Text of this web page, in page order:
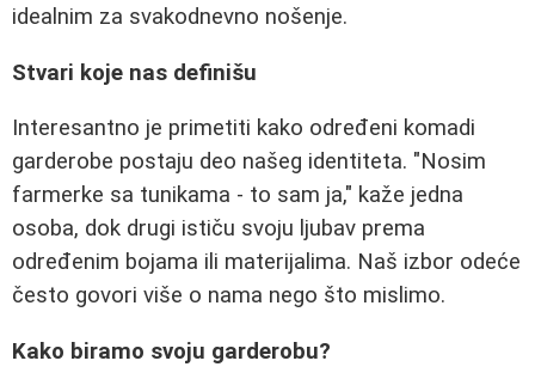
idealnim za svakodnevno nošenje.
Stvari koje nas definišu
Interesantno je primetiti kako određeni komadi
garderobe postaju deo našeg identiteta. "Nosim
farmerke sa tunikama - to sam ja," kaže jedna
osoba, dok drugi ističu svoju ljubav prema
određenim bojama ili materijalima. Naš izbor odeće
često govori više o nama nego što mislimo.
Kako biramo svoju garderobu?